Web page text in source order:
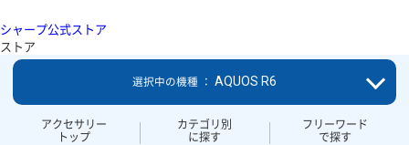
シャープ公式ストア
ストア
アクセサリー
トップ
カテゴリ別
に探す
フリーワード
で探す
選択中の機種 ： AQUOS R6